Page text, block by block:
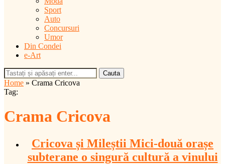
Sport
Auto
Concursuri
Umor
Din Condei
e-Art
Cauta
Home » Crama Cricova
Tag:
Crama Cricova
Cricova și Mileștii Mici-două orașe
subterane o singură cultură a vinului